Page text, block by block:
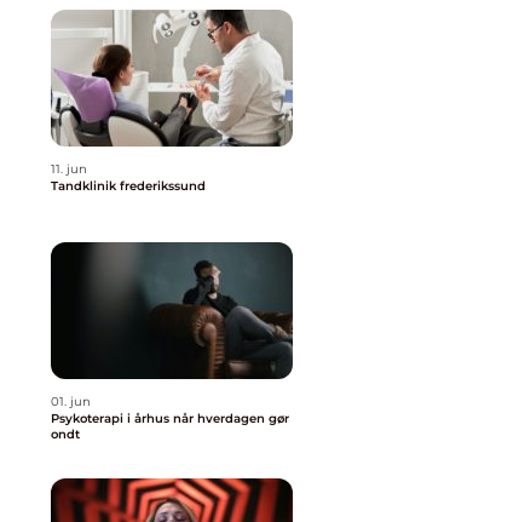
11. jun
Tandklinik frederikssund
01. jun
Psykoterapi i århus når hverdagen gør
ondt